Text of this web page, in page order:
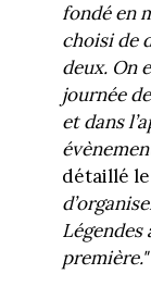
fondé en
choisi de
deux. On
journée
et dans
détaillé
Légendes
première."